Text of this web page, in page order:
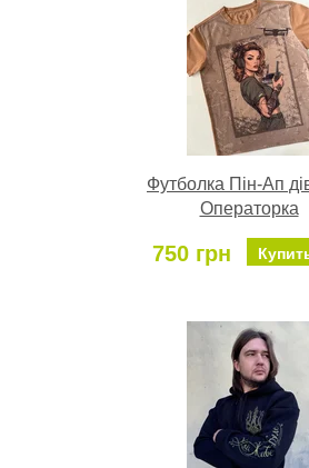
Футболка Пін-Ап
Операторка
750 грн